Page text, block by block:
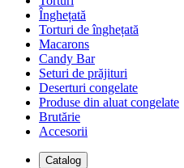
Înghețată
Torturi de înghețată
Macarons
Candy Bar
Seturi de prăjituri
Deserturi congelate
Produse din aluat congelate
Brutărie
Accesorii
Catalog